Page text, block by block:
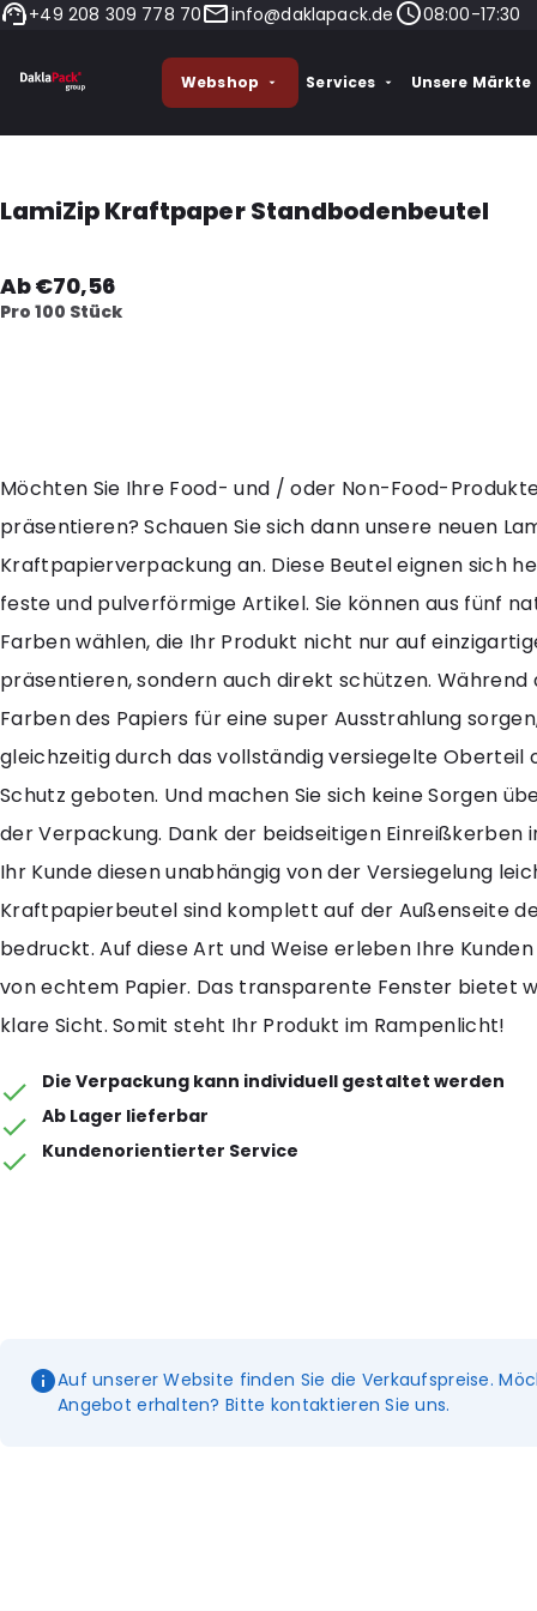
+49 208 309 778 70 info@daklapack.de 08:00-17:30
Webshop Services Unsere Märkte
LamiZip Kraftpaper Standbodenbeutel
Ab €70,56
Pro 100 Stück
Möchten Sie Ihre Food- und / oder Non-Food-
präsentieren? Schauen Sie sich dann unsere neuen
Kraftpapierverpackung an. Diese Beutel eignen sich
feste und pulverförmige Artikel. Sie können aus fünf
Farben wählen, die Ihr Produkt nicht nur auf
präsentieren, sondern auch direkt schützen. Während
Farben des Papiers für eine super Ausstrahlung
gleichzeitig durch das vollständig versiegelte Oberteil
Schutz geboten. Und machen Sie sich keine Sorgen
der Verpackung. Dank der beidseitigen Einreißkerben
Ihr Kunde diesen unabhängig von der Versiegelung
Kraftpapierbeutel sind komplett auf der Außenseite
bedruckt. Auf diese Art und Weise erleben Ihre
von echtem Papier. Das transparente Fenster bietet
klare Sicht. Somit steht Ihr Produkt im Rampenlicht!
Die Verpackung kann individuell gestaltet werden
Ab Lager lieferbar
Kundenorientierter Service
Auf unserer Website finden Sie die Verkaufspreise.
Angebot erhalten? Bitte kontaktieren Sie uns.